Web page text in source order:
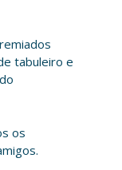
tabuleiro e
os